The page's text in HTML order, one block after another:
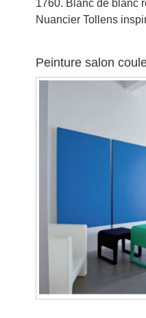
1760. Blanc de blanc
Nuancier Tollens
Peinture salon